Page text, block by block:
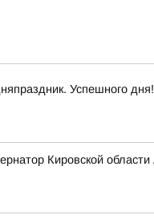
Успешного дня!
Кировской